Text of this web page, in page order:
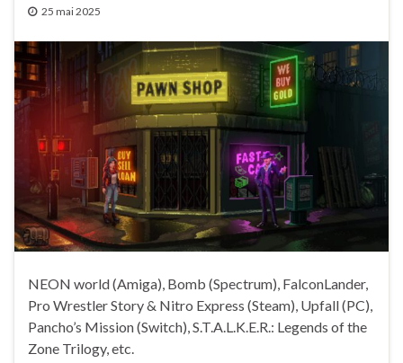
25 mai 2025
NEON world (Amiga), Bomb (Spectrum), FalconLander,
Pro Wrestler Story & Nitro Express (Steam), Upfall (PC),
Pancho’s Mission (Switch), S.T.A.L.K.E.R.: Legends of the
Zone Trilogy, etc.